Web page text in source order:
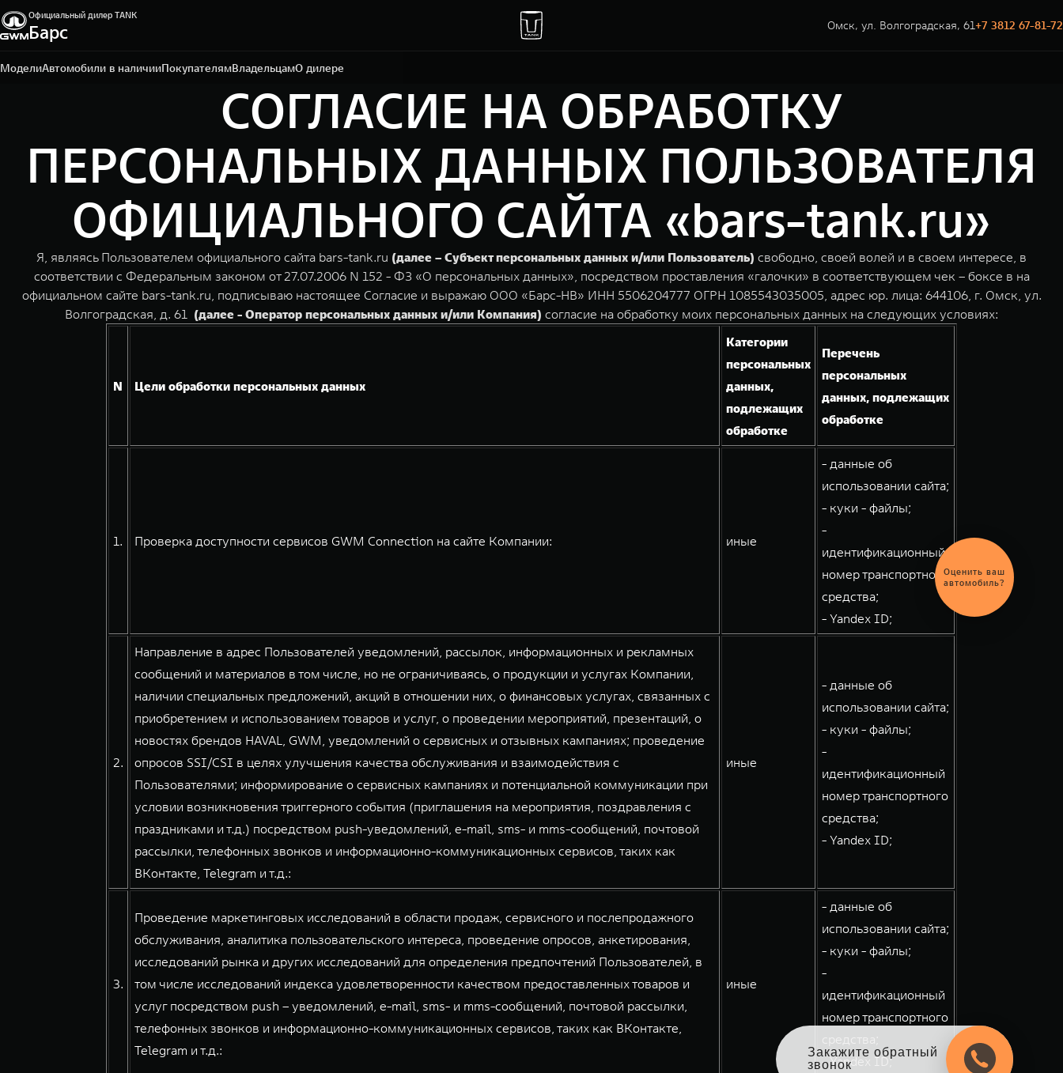
Официальный дилер TANK
Барс Омск, ул. Волгоградская, 61+7 3812 67-81-72
МоделиАвтомобили в наличииПокупателямВладельцамО дилере
Омск, ул. Волгоградская, 61
+7 3812 67-81-72
СОГЛАСИЕ НА ОБРАБОТКУ
ПЕРСОНАЛЬНЫХ ДАННЫХ ПОЛЬЗОВАТЕЛЯ
ОФИЦИАЛЬНОГО САЙТА «bars-tank.ru»
Я, являясь Пользователем официального сайта bars-tank.ru (далее – Субъект персональных данных и/или Пользователь) свободно, своей волей и в своем интересе, в
соответствии с Федеральным законом от 27.07.2006 N 152 - ФЗ «О персональных данных», посредством проставления «галочки» в соответствующем чек – боксе в на
официальном сайте bars-tank.ru, подписываю настоящее Согласие и выражаю ООО «Барс-НВ» ИНН 5506204777 ОГРН 1085543035005, адрес юр. лица: 644106, г. Омск, ул.
Волгоградская, д. 61 (далее - Оператор персональных данных и/или Компания) согласие на обработку моих персональных данных на следующих условиях:
N Цели обработки персональных данных
Категории
персональных
данных,
подлежащих
обработке
Перечень
персональных
данных, подлежащих
обработке
1. Проверка доступности сервисов GWM Connection на сайте Компании: иные
- данные об
использовании сайта;
- куки - файлы;
-
идентификационный
номер транспортного
средства;
- Yandex ID;
2.
Направление в адрес Пользователей уведомлений, рассылок, информационных и рекламных
сообщений и материалов в том числе, но не ограничиваясь, о продукции и услугах Компании,
наличии специальных предложений, акций в отношении них, о финансовых услугах, связанных с
приобретением и использованием товаров и услуг, о проведении мероприятий, презентаций, о
новостях брендов HAVAL, GWM, уведомлений о сервисных и отзывных кампаниях; проведение
опросов SSI/CSI в целях улучшения качества обслуживания и взаимодействия с
Пользователями; информирование о сервисных кампаниях и потенциальной коммуникации при
условии возникновения триггерного события (приглашения на мероприятия, поздравления с
праздниками и т.д.) посредством push-уведомлений, e-mail, sms- и mms-сообщений, почтовой
рассылки, телефонных звонков и информационно-коммуникационных сервисов, таких как
ВКонтакте, Telegram и т.д.:
иные
- данные об
использовании сайта;
- куки - файлы;
-
идентификационный
номер транспортного
средства;
- Yandex ID;
3.
Проведение маркетинговых исследований в области продаж, сервисного и послепродажного
обслуживания, аналитика пользовательского интереса, проведение опросов, анкетирования,
исследований рынка и других исследований для определения предпочтений Пользователей, в
том числе исследований индекса удовлетворенности качеством предоставленных товаров и
услуг посредством push – уведомлений, e-mail, sms- и mms-сообщений, почтовой рассылки,
телефонных звонков и информационно-коммуникационных сервисов, таких как ВКонтакте,
Telegram и т.д.:
иные
- данные об
использовании сайта;
- куки - файлы;
-
идентификационный
номер транспортного
средства;
- Yandex ID;
Закажите обратный
звонок
Оценить ваш
автомобиль?